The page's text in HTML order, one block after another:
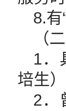
8.
（
1．
培生
2．